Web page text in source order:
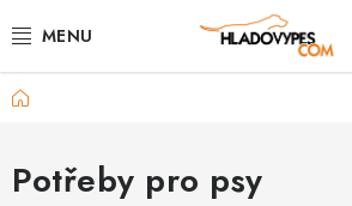
na
POTŘEBY PRO PSY
TAMI PŘEPRAVNÍ BOXY
Domů
Potřeby pro psy